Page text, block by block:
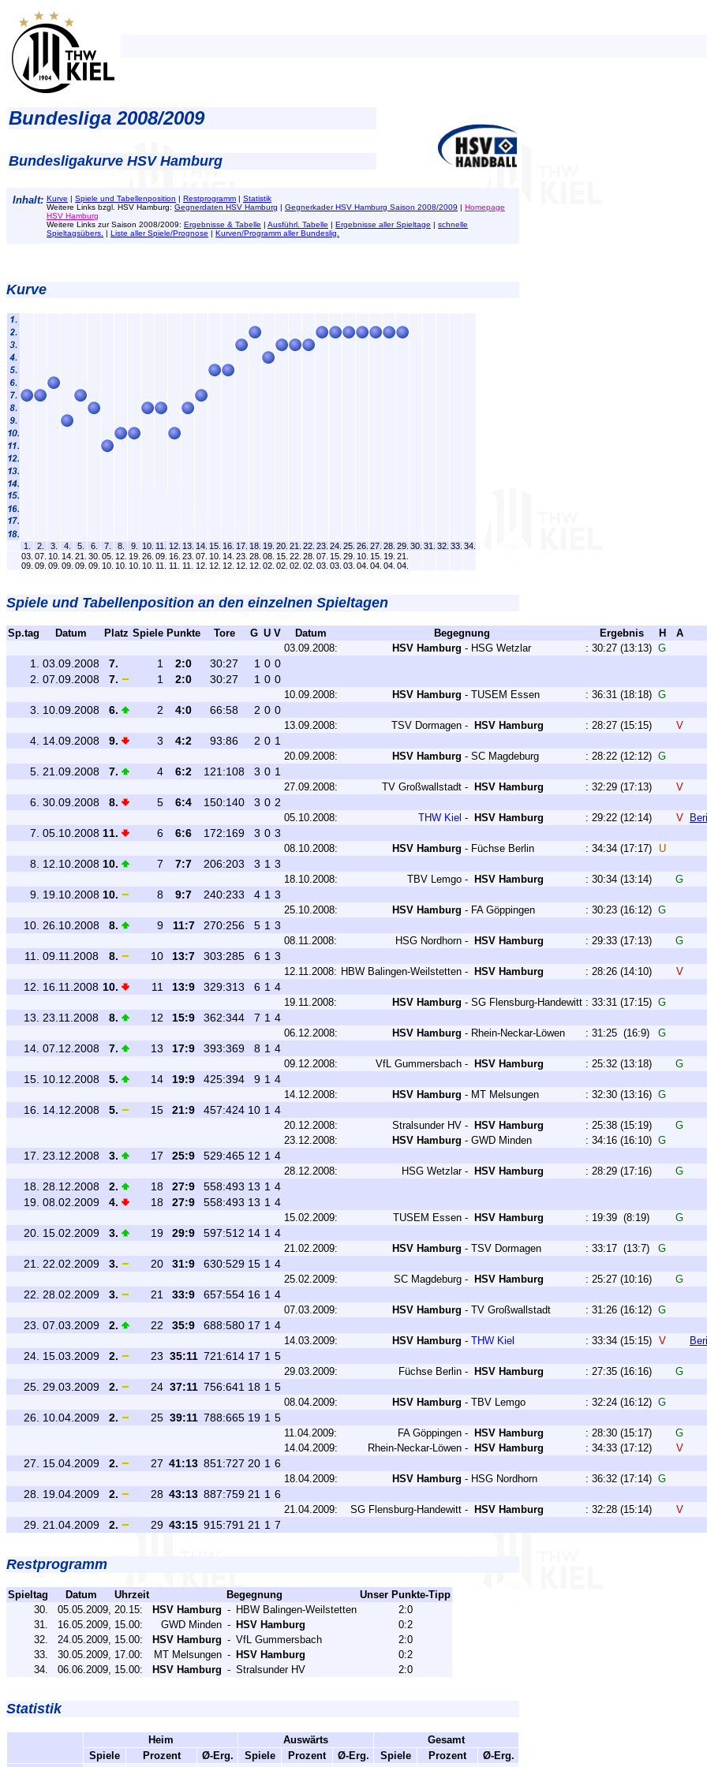
Bundesliga 2008/2009
Bundesligakurve HSV Hamburg
Inhalt: Kurve | Spiele und Tabellenposition | Restprogramm | Statistik
Weitere Links bzgl. HSV Hamburg: Gegnerdaten HSV Hamburg | Gegnerkader HSV Hamburg Saison 2008/2009 | Homepage
HSV Hamburg
Weitere Links zur Saison 2008/2009: Ergebnisse & Tabelle | Ausführl. Tabelle | Ergebnisse aller Spieltage | schnelle
Spieltagsübers. | Liste aller Spiele/Prognose | Kurven/Programm aller Bundeslig.
Kurve
1. 2. 3. 4. 5. 6. 7. 8. 9. 10. 11. 12. 13. 14. 15. 16. 17. 18. 19. 20. 21. 22. 23. 24. 25. 26. 27. 28. 29. 30. 31. 32. 33. 34.
03.
09.
07.
09.
10.
09.
14.
09.
21.
09.
30.
09.
05.
10.
12.
10.
19.
10.
26.
10.
09.
11.
16.
11.
23.
11.
07.
12.
10.
12.
14.
12.
23.
12.
28.
12.
08.
02.
15.
02.
22.
02.
28.
02.
07.
03.
15.
03.
29.
03.
10.
04.
15.
04.
19.
04.
21.
04.
Spiele und Tabellenposition an den einzelnen Spieltagen
Sp.tag Datum Platz Spiele Punkte Tore G U V Datum Begegnung Ergebnis H
A
03.09.2008:
HSV Hamburg - HSG Wetzlar : 30:27 (13:13) G
1. 03.09.2008 7. 1 2:0 30:27 1 0 0
2. 07.09.2008 7. 1 2:0 30:27 1 0 0
10.09.2008: HSV Hamburg - TUSEM Essen : 36:31 (18:18) G
3. 10.09.2008 6. 2 4:0 66:58 2 0 0
13.09.2008: TSV Dormagen - HSV Hamburg : 28:27 (15:15) V
4. 14.09.2008 9. 3 4:2 93:86 2 0 1
20.09.2008: HSV Hamburg - SC Magdeburg : 28:22 (12:12) G
5. 21.09.2008 7. 4 6:2 121:108 3 0 1
27.09.2008: TV Großwallstadt - HSV Hamburg : 32:29 (17:13) V
6. 30.09.2008 8. 5 6:4 150:140 3 0 2
05.10.2008: THW Kiel - HSV Hamburg : 29:22 (12:14) V
7. 05.10.2008 11. 6 6:6 172:169 3 0 3
08.10.2008: HSV Hamburg - Füchse Berlin : 34:34 (17:17) U
8. 12.10.2008 10. 7 7:7 206:203 3 1 3
18.10.2008: TBV Lemgo - HSV Hamburg : 30:34 (13:14) G
9. 19.10.2008 10. 8 9:7 240:233 4 1 3
25.10.2008: HSV Hamburg - FA Göppingen : 30:23 (16:12) G
10. 26.10.2008 8. 9 11:7 270:256 5 1 3
08.11.2008: HSG Nordhorn - HSV Hamburg : 29:33 (17:13) G
11. 09.11.2008 8. 10 13:7 303:285 6 1 3
12.11.2008: HBW Balingen-Weilstetten - HSV Hamburg : 28:26 (14:10) V
12. 16.11.2008 10. 11 13:9 329:313 6 1 4
19.11.2008: HSV Hamburg - SG Flensburg-Handewitt : 33:31 (17:15) G
13. 23.11.2008 8. 12 15:9 362:344 7 1 4
06.12.2008: HSV Hamburg - Rhein-Neckar-Löwen : 31:25 (16:9) G
14. 07.12.2008 7. 13 17:9 393:369 8 1 4
09.12.2008: VfL Gummersbach - HSV Hamburg : 25:32 (13:18) G
15. 10.12.2008 5. 14 19:9 425:394 9 1 4
14.12.2008: HSV Hamburg - MT Melsungen : 32:30 (13:16) G
16. 14.12.2008 5. 15 21:9 457:424 10 1 4
20.12.2008: Stralsunder HV - HSV Hamburg : 25:38 (15:19)
G
23.12.2008:
HSV Hamburg - GWD Minden : 34:16 (16:10) G
17. 23.12.2008 3. 17 25:9 529:465 12 1 4
28.12.2008: HSG Wetzlar - HSV Hamburg : 28:29 (17:16) G
18. 28.12.2008 2. 18 27:9 558:493 13 1 4
19. 08.02.2009 4. 18 27:9 558:493 13 1 4
15.02.2009: TUSEM Essen - HSV Hamburg : 19:39 (8:19) G
20. 15.02.2009 3. 19 29:9 597:512 14 1 4
21.02.2009: HSV Hamburg - TSV Dormagen : 33:17 (13:7) G
21. 22.02.2009 3. 20 31:9 630:529 15 1 4
25.02.2009: SC Magdeburg - HSV Hamburg : 25:27 (10:16) G
22. 28.02.2009 3. 21 33:9 657:554 16 1 4
07.03.2009: HSV Hamburg - TV Großwallstadt : 31:26 (16:12) G
23. 07.03.2009 2. 22 35:9 688:580 17 1 4
14.03.2009: HSV Hamburg - THW Kiel : 33:34 (15:15) V
24. 15.03.2009 2. 23 35:11 721:614 17 1 5
29.03.2009: Füchse Berlin - HSV Hamburg : 27:35 (16:16) G
25. 29.03.2009 2. 24 37:11 756:641 18 1 5
08.04.2009: HSV Hamburg - TBV Lemgo : 32:24 (16:12) G
26. 10.04.2009 2. 25 39:11 788:665 19 1 5
11.04.2009: FA Göppingen - HSV Hamburg : 28:30 (15:17)
G
14.04.2009:
Rhein-Neckar-Löwen - HSV Hamburg : 34:33 (17:12) V
27. 15.04.2009 2. 27 41:13 851:727 20 1 6
18.04.2009: HSV Hamburg - HSG Nordhorn : 36:32 (17:14) G
28. 19.04.2009 2. 28 43:13 887:759 21 1 6
21.04.2009: SG Flensburg-Handewitt - HSV Hamburg : 32:28 (15:14) V
29. 21.04.2009 2. 29 43:15 915:791 21 1 7
Restprogramm
Spieltag Datum Uhrzeit Begegnung
Unser Punkte-Tipp
30.
05.05.2009, 20.15: HSV Hamburg - HBW Balingen-Weilstetten
2:0
31.
16.05.2009, 15.00: GWD Minden - HSV Hamburg
0:2
32.
24.05.2009, 15.00: HSV Hamburg - VfL Gummersbach
2:0
33.
30.05.2009, 17.00: MT Melsungen - HSV Hamburg
0:2
34.
06.06.2009, 15.00: HSV Hamburg - Stralsunder HV 2:0
Statistik
Heim Auswärts
Gesamt
Spiele
Prozent Ø-Erg. Spiele Prozent Ø-Erg. Spiele Prozent
Ø-Erg.